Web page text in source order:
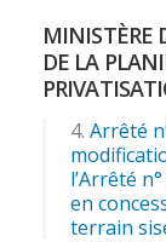
MINISTÈRE
DE LA
Arrêté
l’Arrêté
en
terrain